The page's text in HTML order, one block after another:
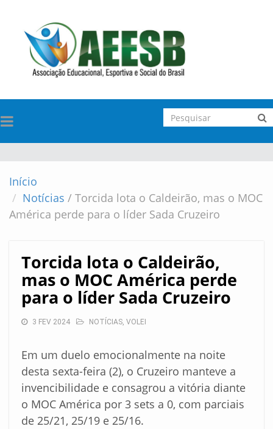
TOGGLE
NAVIGATION
Início
Notícias / Torcida lota o Caldeirão, mas o MOC
América perde para o líder Sada Cruzeiro
Torcida lota o Caldeirão,
mas o MOC América perde
para o líder Sada Cruzeiro
3 FEV 2024 NOTÍCIAS, VOLEI
Em um duelo emocionalmente na noite
desta sexta-feira (2), o Cruzeiro manteve a
invencibilidade e consagrou a vitória diante
o MOC América por 3 sets a 0, com parciais
de 25/21, 25/19 e 25/16.